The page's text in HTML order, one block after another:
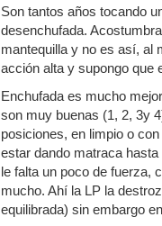
Son tantos años tocando
desenchufada.
mantequilla y no es así, al
acción alta y supongo que
Enchufada es mucho
son muy buenas (1, 2, 3y
posiciones, en limpio o
estar dando matraca
le falta un poco de fuerza,
mucho. Ahí la LP la
equilibrada) sin embargo